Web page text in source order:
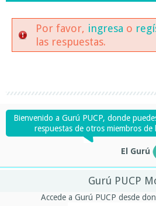
Por favor, ingresa o
las respuestas.
Bienvenido a Gurú PUCP, donde
respuestas de otros miembros de
El Gurú
Gurú PUCP
Accede a Gurú PUCP desde